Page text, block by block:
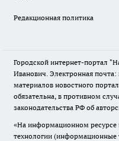
Редакционная политика
Городской интернет-портал
Иванович. Электронная
материалов новостного
обязательна, в противном
законодательства РФ об
«На информационном ресурсе
технологии (информационные